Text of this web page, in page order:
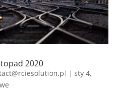
2020
| sty 4,